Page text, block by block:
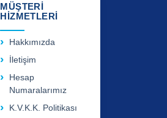
MÜŞTERİ
HİZMETLERİ
Hakkımızda
İletişim
Hesap
Numaralarımız
K.V.K.K. Politikası